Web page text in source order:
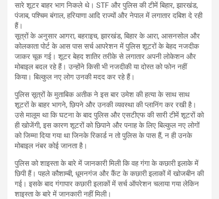
सारे शूटर बाहर भाग निकले थे। STF और पुलिस की टीमें बिहार, झारखंड,
पंजाब, पश्चिम बंगाल, हरियाणा आदि राज्यों और नेपाल में लगातार दबिश दे रही
हैं।
सूत्रों के अनुसार आगरा, बहराइच, झारखंड, बिहार के आरा, आसनसोल और
कोलकाता पोर्ट के आस पास सर्च आपरेशन में पुलिस शूटरों के बेहद नजदीक
जाकर चूक गई। शूटर बेहद शातिर तरीके से लगातार अपनी लोकेशन और
मोबाइल बदल रहे हैं। उन्होंने किसी भी नजदीकी या दोस्त को फोन नहीं
किया। बिल्कुल नए लोग उनकी मदद कर रहे हैं।
पुलिस सूत्रों के मुताबिक अतीक ने इस बार उमेश की हत्या के साथ साथ
शूटरों के बाहर भागने, छिपने और उनकी व्यवस्था की प्लानिंग कर रखी है।
उसे मालूम था कि घटना के बाद पुलिस और एसटीएफ की सारी टीमें शूटरों को
ही खोजेंगी, इस कारण शूटरों को छिपाने और पनाह के लिए बिल्कुल नए लोगों
को जिम्मा दिया गया था जिनके रिकार्ड न तो पुलिस के पास हैं, न ही उनके
मोबाइल नंबर कोई जानता है।
पुलिस को शाइस्ता के बारे में जानकारी मिली कि वह गंगा के कछारी इलाके में
छिपी हैं। पहले कौशाम्बी, धूमनगंज और कैंट के कछारी इलाकों में खोजबीन की
गई। इसके बाद गंगापार कछारी इलाकों में सर्च ऑपरेशन चलाया गया लेकिन
शाइस्ता के बारे में जानकारी नहीं मिली।